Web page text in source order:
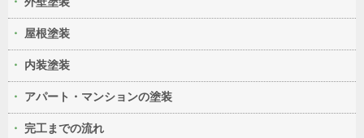
屋根塗装
内装塗装
アパート・マンションの塗装
完工までの流れ